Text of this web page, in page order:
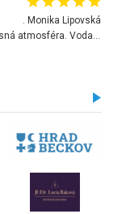
. Monika Lipovská
Úžasné prostredie, napriek tomu, že je malé. Úžasná atmosféra. Voda fantastická a nádherná. Ľudí je pomerne veľa, ale su mili a ohľaduplní. Je veľmi zaujímavé sledovať, ako dokážu spolu športovať cudzí ľudia a bez ohľadu na vek. Vládne tu pohoda. Vnuka neviem dostať z vody. Ďakujem za krásny deň . Urcite sa sem vrátim. Jediný problém je s parkovaním, ale aj ten sa mi podarilo vyriešiť. Monika Bratislava